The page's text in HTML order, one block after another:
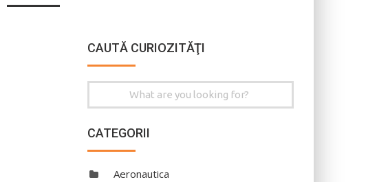
CAUTĂ CURIOZITĂŢI
Search
CATEGORII
Aeronautica